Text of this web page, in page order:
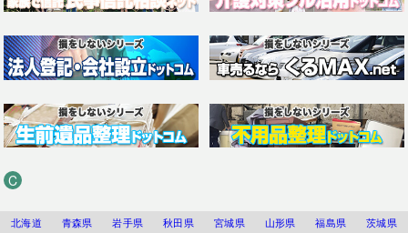
C
北海道 青森県 岩手県 秋田県 宮城県 山形県 福島県
茨城県